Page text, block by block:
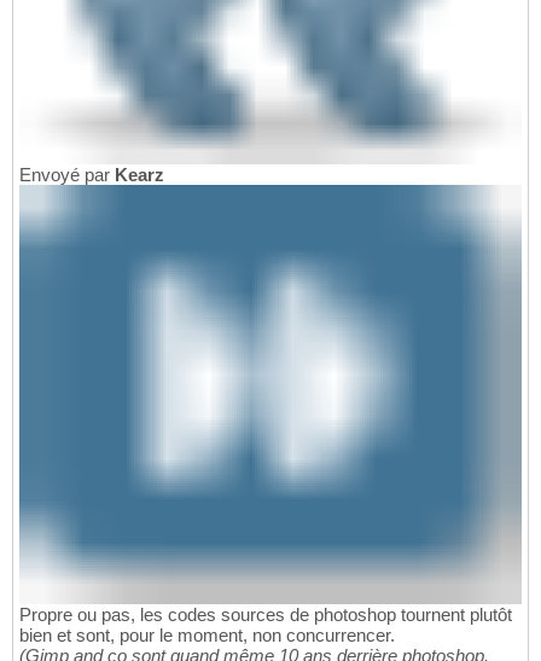
Envoyé par Kearz
Propre ou pas, les codes sources de photoshop tournent plutôt
bien et sont, pour le moment, non concurrencer.
(Gimp and co sont quand même 10 ans derrière photoshop.